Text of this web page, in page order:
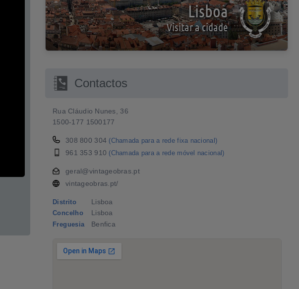
Lisboa
Visitar a cidade
Contactos
Rua Cláudio Nunes, 36
1500-177 1500177
308 800 304 (Chamada para a rede fixa nacional)
961 353 910 (Chamada para a rede móvel nacional)
geral@vintageobras.pt
vintageobras.pt/
Distrito Lisboa
Concelho Lisboa
Freguesia Benfica